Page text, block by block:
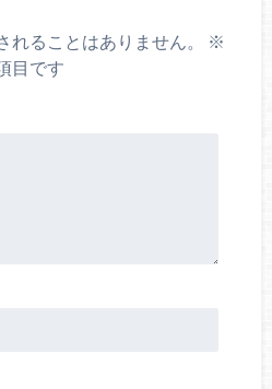
れることはありません。
※
目です